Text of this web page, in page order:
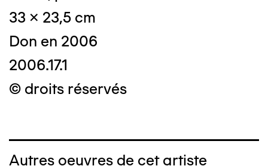
33 x 23,5 cm
Don en 2006
2006.17.1
© droits réservés
Autres oeuvres de cet artiste